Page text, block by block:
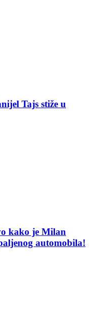
Tajs stiže u
kako je Milan
automobila!